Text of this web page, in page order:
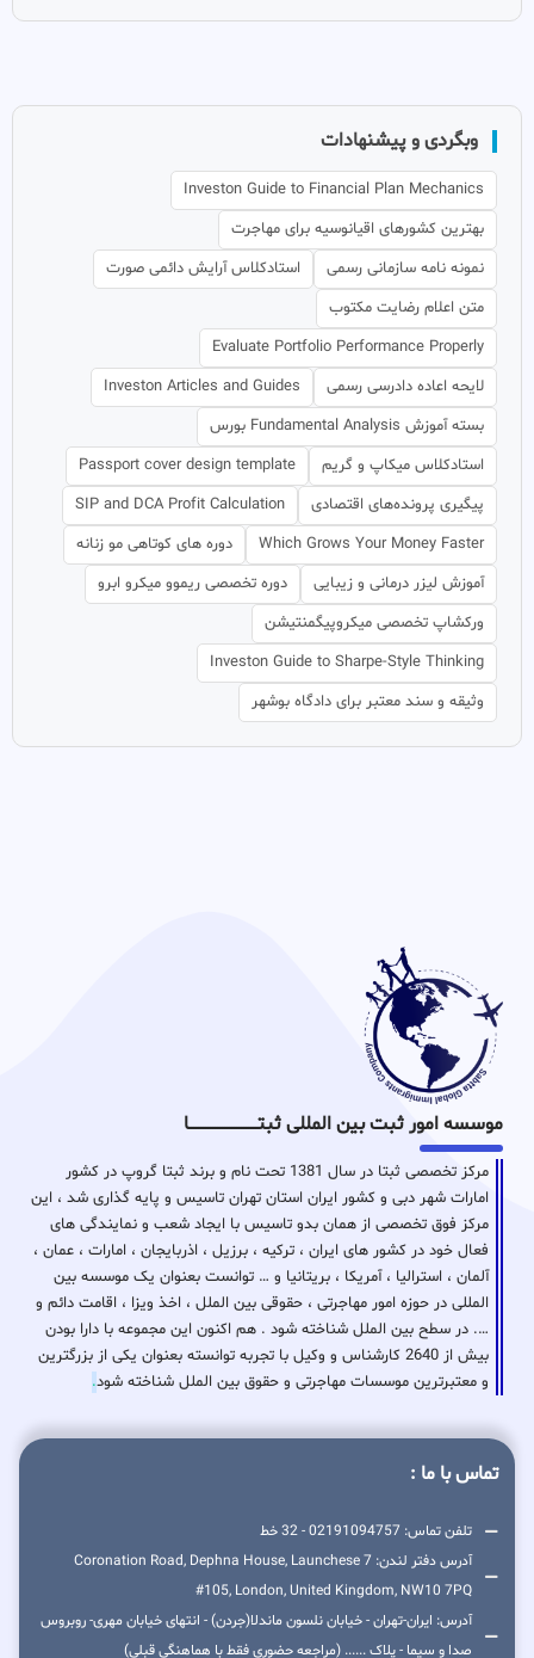
وبگردی و پیشنهادات
Investon Guide to Financial Plan Mechanics
بهترین کشورهای اقیانوسیه برای مهاجرت
نمونه نامه سازمانی رسمی
استادکلاس آرایش دائمی صورت
متن اعلام رضایت مکتوب
Evaluate Portfolio Performance Properly
لایحه اعاده دادرسی رسمی
Investon Articles and Guides
بسته آموزش Fundamental Analysis بورس
استادکلاس میکاپ و گریم
Passport cover design template
پیگیری پرونده‌های اقتصادی
SIP and DCA Profit Calculation
Which Grows Your Money Faster
دوره های کوتاهی مو زنانه
آموزش لیزر درمانی و زیبایی
دوره تخصصی ریموو میکرو ابرو
ورکشاپ تخصصی میکروپیگمنتیشن
Investon Guide to Sharpe-Style Thinking
وثیقه و سند معتبر برای دادگاه بوشهر
موسسه امور ثبت بین المللی ثبتـــــــــــــــــــــــــــــا
مرکز تخصصی ثبتا در سال 1381 تحت نام و برند ثبتا گروپ در کشور
امارات شهر دبی و کشور ایران استان تهران تاسیس و پایه گذاری شد ، این
مرکز فوق تخصصی از همان بدو تاسیس با ایجاد شعب و نمایندگی های
فعال خود در کشور های ایران ، ترکیه ، برزیل ، اذربایجان ، امارات ، عمان ،
آلمان ، استرالیا ، آمریکا ، بریتانیا و … توانست بعنوان یک موسسه بین
المللی در حوزه امور مهاجرتی ، حقوقی بین الملل ، اخذ ویزا ، اقامت دائم و
…. در سطح بین الملل شناخته شود . هم اکنون این مجموعه با دارا بودن
بیش از 2640 کارشناس و وکیل با تجربه توانسته بعنوان یکی از بزرگترین
و معتبرترین موسسات مهاجرتی و حقوق بین الملل شناخته شود.
تماس با ما :
تلفن تماس: 02191094757 - 32 خط
آدرس دفتر لندن: 7 Coronation Road, Dephna House, Launchese
#105, London, United Kingdom, NW10 7PQ
آدرس: ایران-تهران - خیابان نلسون ماندلا(جردن) - انتهای خیابان مهری- روبروس
صدا و سیما - پلاک ...... (مراجعه حضوری فقط با هماهنگی قبلی)